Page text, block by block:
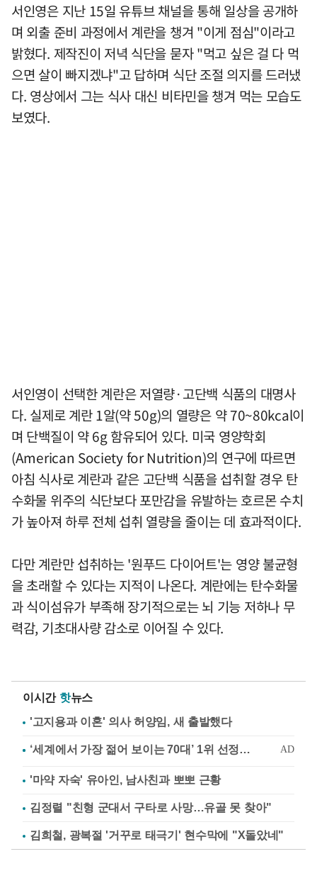
서인영은 지난 15일 유튜브 채널을 통해 일상을 공개하
며 외출 준비 과정에서 계란을 챙겨 "이게 점심"이라고
밝혔다. 제작진이 저녁 식단을 묻자 "먹고 싶은 걸 다 먹
으면 살이 빠지겠냐"고 답하며 식단 조절 의지를 드러냈
다. 영상에서 그는 식사 대신 비타민을 챙겨 먹는 모습도
보였다.
서인영이 선택한 계란은 저열량·고단백 식품의 대명사
다. 실제로 계란 1알(약 50g)의 열량은 약 70~80kcal이
며 단백질이 약 6g 함유되어 있다. 미국 영양학회
(American Society for Nutrition)의 연구에 따르면
아침 식사로 계란과 같은 고단백 식품을 섭취할 경우 탄
수화물 위주의 식단보다 포만감을 유발하는 호르몬 수치
가 높아져 하루 전체 섭취 열량을 줄이는 데 효과적이다.
다만 계란만 섭취하는 '원푸드 다이어트'는 영양 불균형
을 초래할 수 있다는 지적이 나온다. 계란에는 탄수화물
과 식이섬유가 부족해 장기적으로는 뇌 기능 저하나 무
력감, 기초대사량 감소로 이어질 수 있다.
이시간 핫뉴스
'고지용과 이혼' 의사 허양임, 새 출발했다
'마약 자숙' 유아인, 남사친과 뽀뽀 근황
김정렬 "친형 군대서 구타로 사망…유골 못 찾아"
김희철, 광복절 '거꾸로 태극기' 현수막에 "X돌았네"